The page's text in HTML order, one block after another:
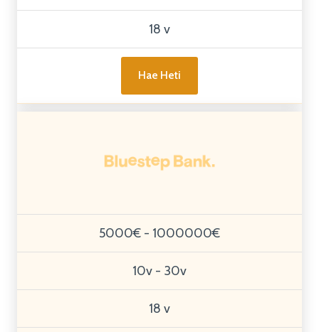
18 v
Hae Heti
5000€ - 1000000€
10v - 30v
18 v